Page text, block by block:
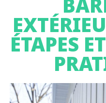
ÉTAPES